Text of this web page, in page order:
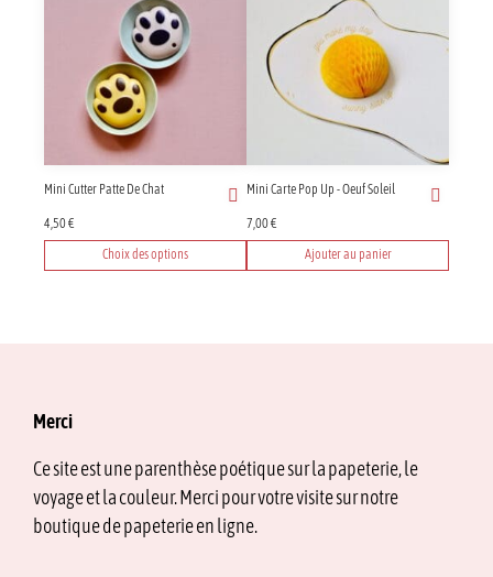
Mini Cutter Patte De Chat
4,50€
Choix des options
options
choisies
sur
la
Mini Carte Pop Up - Oeuf Soleil
7,00€
Ajouter au panier
Merci
Ce site est une parenthèse poétique sur la papeterie, le
voyage et la couleur. Merci pour votre visite sur notre
boutique de papeterie en ligne.